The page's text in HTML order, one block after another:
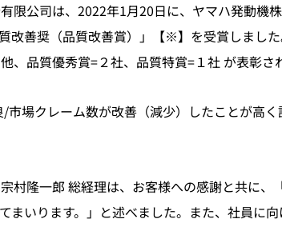
限公司は、2022年1月20日に、ヤマハ発動機
改善奨（品質改善賞）」【※】を受賞しました
、品質優秀賞=２社、品質特賞=１社 が表彰さ
場クレーム数が改善（減少）したことが高
村隆一郎 総経理は、お客様への感謝と共に、
まいります。」と述べました。また、社員に